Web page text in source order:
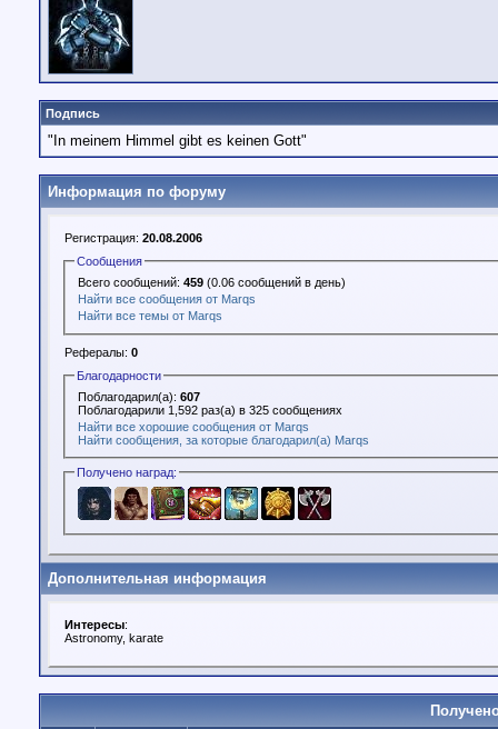
Подпись
"In meinem Himmel gibt es keinen Gott"
Информация по форуму
Регистрация: 20.08.2006
Сообщения
Всего сообщений:459 (0.06 сообщений в день)
Найти все сообщения от Marqs
Найти все темы от Marqs
Рефералы: 0
Благодарности
Поблагодарил(а):607
Поблагодарили 1,592 раз(а) в 325 сообщениях
Найти все хорошие сообщения от Marqs
Найти сообщения, за которые благодарил(а) Marqs
Получено наград:
Дополнительная информация
Интересы:
Astronomy, karate